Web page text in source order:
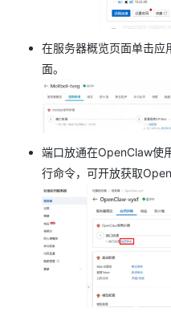
在服务器概览页面单击应
面。
端口放通在OpenClaw使
行命令，可开放获取